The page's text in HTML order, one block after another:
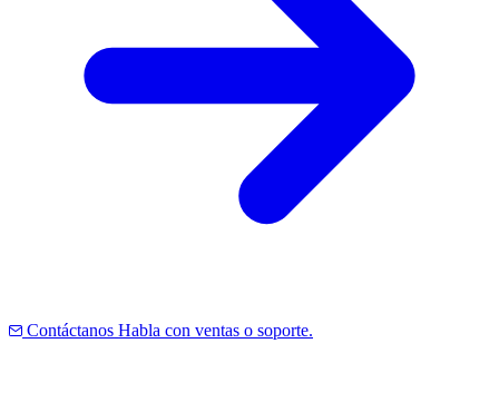
Contáctanos Habla con ventas o soporte.